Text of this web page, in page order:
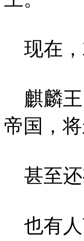
现在，
麒麟王
帝国，将
甚至还
也有人